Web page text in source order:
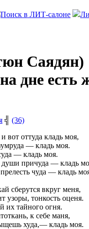
Поиск в ЛИТ-салоне
Саядян)
дне есть
╣ (36)
вот оттуда кладь моя,
— кладь моя.
— кладь моя.
причуда — кладь
чуда — кладь
сберутся вкруг меня,
узоры, тонкость оценя.
их тайного огня.
к себе маня,
худа,— кладь моя.